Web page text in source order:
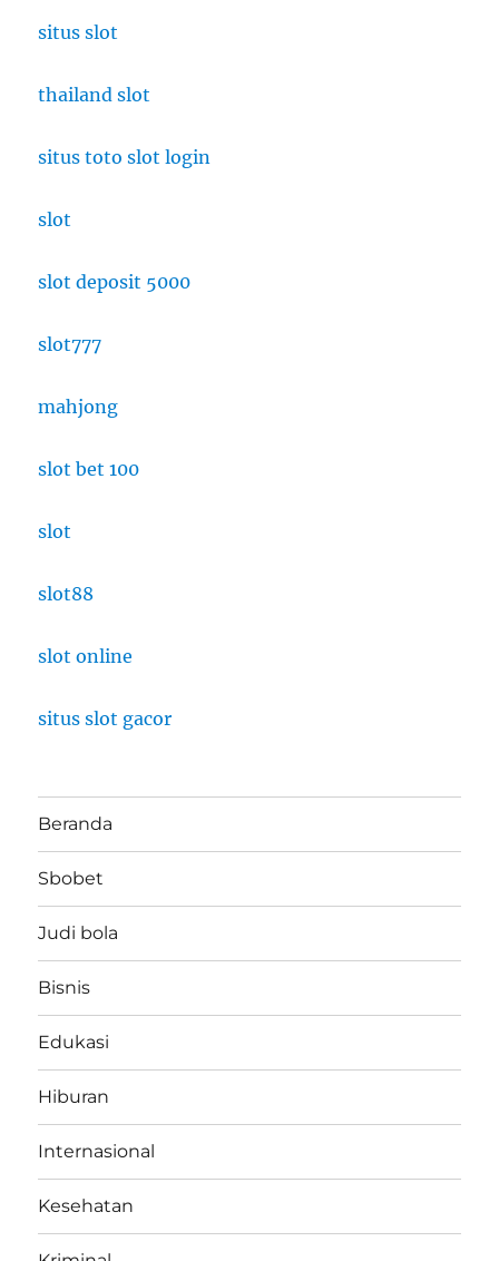
situs slot
thailand slot
situs toto slot login
slot
slot deposit 5000
slot777
mahjong
slot bet 100
slot
slot88
slot online
situs slot gacor
Beranda
Sbobet
Judi bola
Bisnis
Edukasi
Hiburan
Internasional
Kesehatan